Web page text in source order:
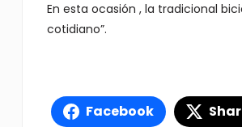
En esta ocasión , la tradicional
cotidiano”.
Facebook